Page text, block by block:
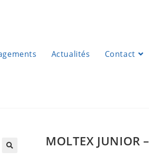
Actualités Contact
MOLTEX JUNIOR